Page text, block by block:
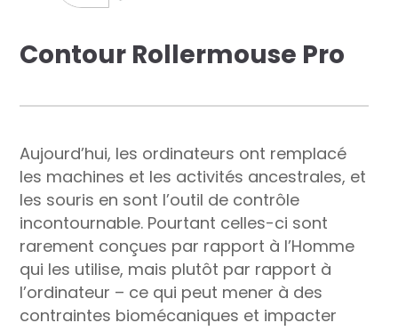
Contour Rollermouse Pro
Aujourd’hui, les ordinateurs ont remplacé
les machines et les activités ancestrales, et
les souris en sont l’outil de contrôle
incontournable. Pourtant celles-ci sont
rarement conçues par rapport à l’Homme
qui les utilise, mais plutôt par rapport à
l’ordinateur – ce qui peut mener à des
contraintes biomécaniques et impacter